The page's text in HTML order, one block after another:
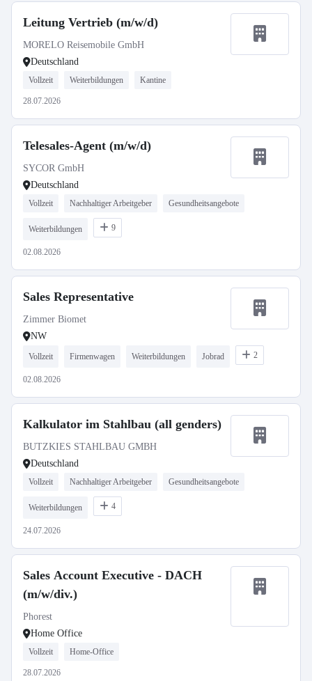
Leitung Vertrieb (m/w/d)
MORELO Reisemobile GmbH
Deutschland
Vollzeit Weiterbildungen Kantine
28.07.2026
Telesales-Agent (m/w/d)
SYCOR GmbH
Deutschland
Vollzeit Nachhaltiger Arbeitgeber Gesundheitsangebote
Weiterbildungen 9
02.08.2026
Sales Representative
Zimmer Biomet
NW
Vollzeit Firmenwagen Weiterbildungen Jobrad 2
02.08.2026
Kalkulator im Stahlbau (all genders)
BUTZKIES STAHLBAU GMBH
Deutschland
Vollzeit Nachhaltiger Arbeitgeber Gesundheitsangebote
Weiterbildungen 4
24.07.2026
Sales Account Executive - DACH
(m/w/div.)
Phorest
Home Office
Vollzeit Home-Office
28.07.2026